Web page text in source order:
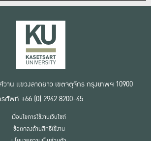
าน แขวงลาดยาว เขตจตุจักร กรุงเทพฯ 10900
รศัพท์ +66 (0) 2942 8200-45
เงื่อนไขการใช้งานเว็บไซต์
ข้อตกลงด้านสิทธิ์ใช้งาน